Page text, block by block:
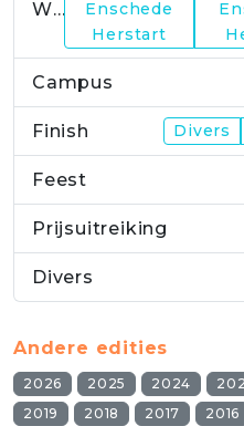
WP23
Enschede
Herstart
Campus
Finish Divers
Feest
Prijsuitreiking
Divers
Andere edities
2026 2025 2024
2019
2018 2017 2016